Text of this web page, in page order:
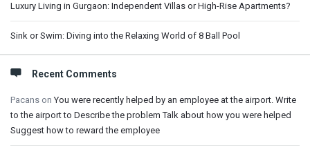
Luxury Living in Gurgaon: Independent Villas or High-Rise Apartments?
Sink or Swim: Diving into the Relaxing World of 8 Ball Pool
Recent Comments
Pacans onYou were recently helped by an employee at the airport. Write
to the airport to Describe the problem Talk about how you were helped
Suggest how to reward the employee